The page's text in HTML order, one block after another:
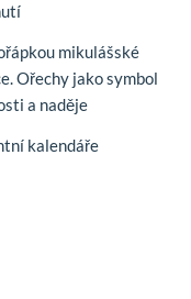
mikulášské
Ořechy jako symbol
a naděje
kalendáře